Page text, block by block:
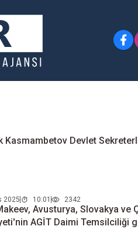
Kasmambetov Devlet
2025 10:01 2342
Avusturya, Slovakya ve
AGİT Daimi Temsilciliği